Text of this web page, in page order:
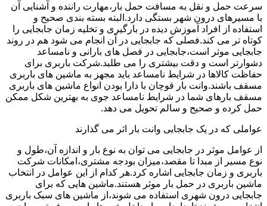
سرعت حمل و نقل به مسافت حمل بار،مهارت راننده و آشنایی آن
با مسیرهای درون شهر بستگی دارد.البته بسته بندی صحیح و
استفاده از افراد آموزش دیده در بارگیری و تخلیه زمان جابجایی را
کوتاه تر می کند.فصلی که جابجایی در آن انجام می شود هم در روند
جابجایی موثر است،جابجایی در فصل های بارانی و نامساعد
دشوارتر است و دقت بیشتری را می طلبد.شرکت باربری برای
حفاظت کالاها در شرایط نامساعد باید مجهز به ماشین های باربری
مسقف باشند.وانت بار قوچان با دارا بودن انواع ماشین های باربری
مسقف بارهای شما در شرایط نامساعد جوی به بهترین شکل ممکن
حمل کرده و صحیح و سالم تحویل می دهد.
عواملی که در یک جابجایی وانت بار اثر می گذارند
از عوامل موثر در جابجایی می توان به نوع بار و اندازه آن،طول و
نوع مسیر از مبدا تا مقصد،میزان بودجه مشتری،امکانات شرکت
باربری و زمان جابجایی اشاره کرد.هر کدام از این عوامل در انتخاب
ماشین باربری در حمل بار موثر هستند.ماشین هایی که برای
جابجایی درون شهری استفاده می شوند،از ماشین های سبک باربری